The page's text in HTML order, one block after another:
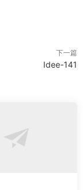
下一篇
Idee-141